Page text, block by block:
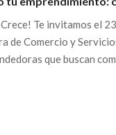
Crece! Te invitamos el
de Comercio y
que buscan